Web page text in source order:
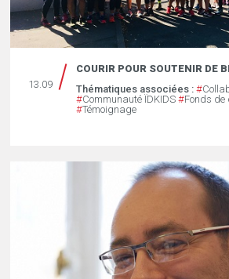
13.09
COURIR POUR SOUTENIR DE
Thématiques associées : #
#Communauté ÏDKIDS #Fonds de
#Témoignage